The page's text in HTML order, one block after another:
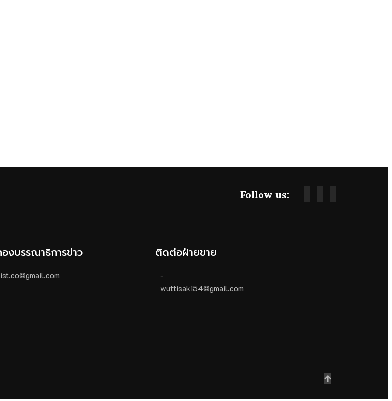
Follow us:
งบรรณาธิการข่าว ติดต่อฝ่ายขาย
-
wuttisak154@gmail.com